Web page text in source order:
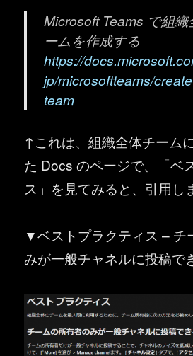
Microsoft Teams で組
ームを作成する
https://
jp/microsoftteams/
team
↑これは、組織全体チーム
た Docs のページで、「ベ
ス」を見てみると、引用し
▼ベストプラクティス – チ
みが一般チャネルに投稿で